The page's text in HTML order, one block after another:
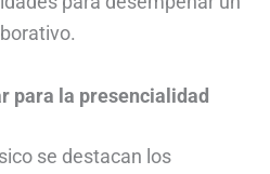
para la presencialidad
se destacan los